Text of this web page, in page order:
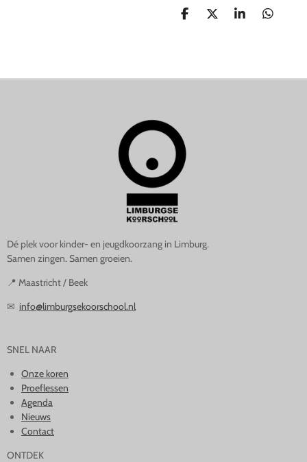
D
D
S
D
Dé plek voor kinder- en jeugdkoorzang in Limburg.
Samen zingen. Samen groeien.
📍 Maastricht / Beek
✉ info@limburgsekoorschool.nl
SNEL NAAR
Onze koren
Proeflessen
Agenda
Nieuws
Contact
ONTDEK